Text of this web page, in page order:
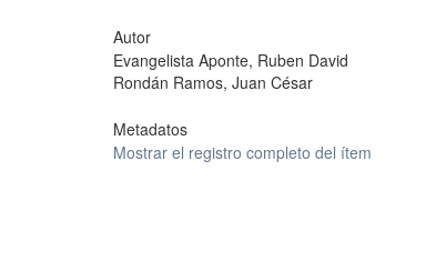
Autor
Evangelista Aponte, Ruben David
Rondán Ramos, Juan César
Metadatos
Mostrar el registro completo del ítem